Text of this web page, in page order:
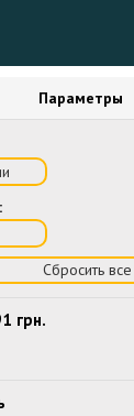
Параметры
Сбросить все
грн.